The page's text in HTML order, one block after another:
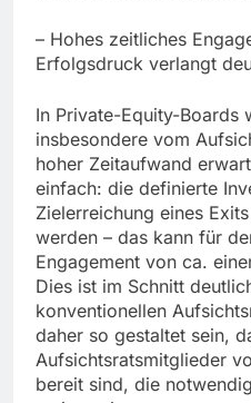
– Hohes zeitliches
Erfolgsdruck verlangt
In Private-Equity-Boards
insbesondere vom
hoher Zeitaufwand
einfach: die definierte
Zielerreichung eines
werden – das kann für
Engagement von ca.
Dies ist im Schnitt
konventionellen
daher so gestaltet sein,
Aufsichtsratsmitglieder
bereit sind, die